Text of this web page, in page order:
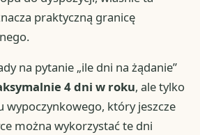
praktyczną granicę
na pytanie „ile dni na żądanie”
4 dni w roku, ale tylko
wypoczynkowego, który jeszcze
można wykorzystać te dni